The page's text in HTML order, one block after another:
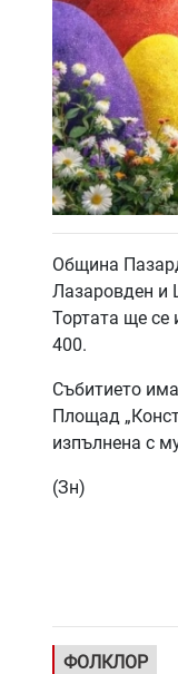
Община
Лазаровден и
Тортата ще се
400.
Събитието
Площад
изпълнена с
(Зн)
ФОЛКЛОР